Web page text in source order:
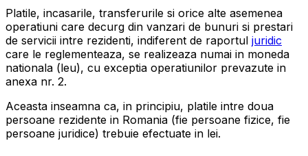
Platile, incasarile, transferurile si orice alte asemenea
operatiuni care decurg din vanzari de bunuri si prestari
de servicii intre rezidenti, indiferent de raportul juridic
care le reglementeaza, se realizeaza numai in moneda
nationala (leu), cu exceptia operatiunilor prevazute in
anexa nr. 2.
Aceasta inseamna ca, in principiu, platile intre doua
persoane rezidente in Romania (fie persoane fizice, fie
persoane juridice) trebuie efectuate in lei.